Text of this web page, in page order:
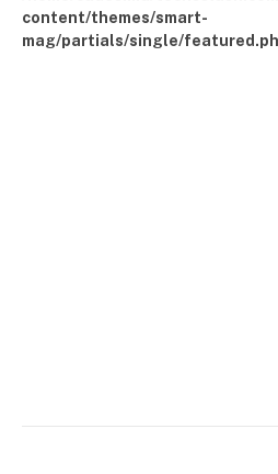
content/themes/smart-
mag/partials/single/